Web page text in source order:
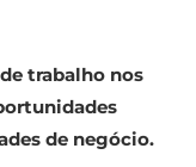
trabalho nos
de negócio.